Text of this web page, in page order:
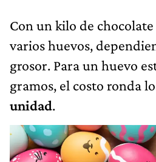
Con un kilo de
varios huevos,
grosor. Para un huevo
gramos, el costo ronda
unidad.